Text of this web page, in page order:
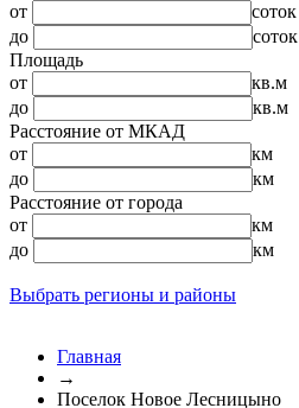
от
соток
до
соток
Площадь
от
кв.м
до
кв.м
Расстояние от МКАД
от
км
до
км
Расстояние от города
от
км
до
км
Выбрать регионы и районы
Главная
→
Поселок Новое Лесницыно